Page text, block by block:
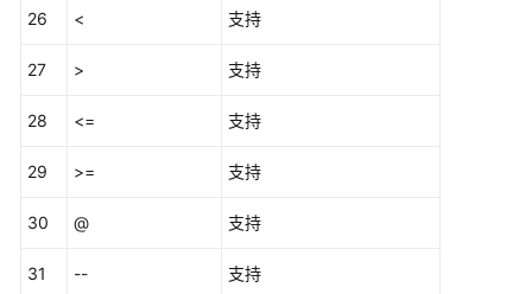
指
数
26 < 支持
27 > 支持
28 <= 支持
29 >= 支持
30 @ 支持
31 -- 支持